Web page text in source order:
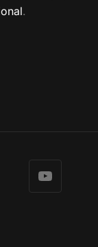
.
YouTube